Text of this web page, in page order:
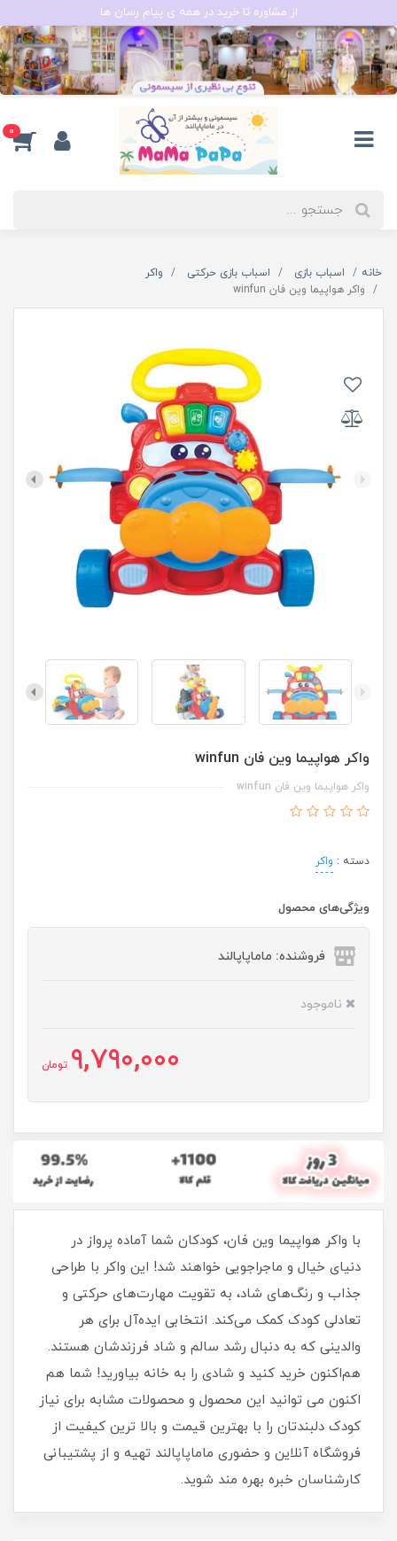
از مشاوره تا خرید در همه ی پیام رسان ها
0
خانه اسباب بازی اسباب بازی حرکتی
واکر
واکر هواپیما وین فان winfun
واکر هواپیما وین فان winfun
واکر هواپیما وین فان winfun
دسته : واکر
ویژگی‌های محصول
فروشنده: ماماپاپالند
ناموجود
9,790,000 تومان
با واکر هواپیما وین فان، کودکان شما آماده پرواز در
دنیای خیال و ماجراجویی خواهند شد! این واکر با طراحی
جذاب و رنگ‌های شاد، به تقویت مهارت‌های حرکتی و
تعادلی کودک کمک می‌کند. انتخابی ایده‌آل برای هر
والدینی که به دنبال رشد سالم و شاد فرزندشان هستند.
هم‌اکنون خرید کنید و شادی را به خانه بیاورید! شما هم
اکنون می توانید این محصول و محصولات مشابه برای نیاز
کودک دلبندتان را با بهترین قیمت و بالا ترین کیفیت از
فروشگاه آنلاین و حضوری ماماپاپالند تهیه و از پشتیبانی
کارشناسان خبره بهره مند شوید.